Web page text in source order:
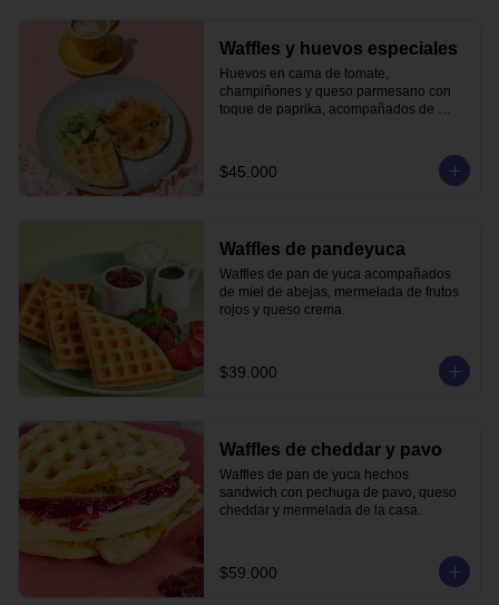
Waffles y huevos especiales
Huevos en cama de tomate,
champiñones y queso parmesano con
toque de paprika, acompañados de
$45.000
Waffles de pandeyuca
Waffles de pan de yuca acompañados
de miel de abejas, mermelada de frutos
rojos y queso crema.
$39.000
Waffles de cheddar y pavo
Waffles de pan de yuca hechos
sandwich con pechuga de pavo, queso
cheddar y mermelada de la casa.
$59.000